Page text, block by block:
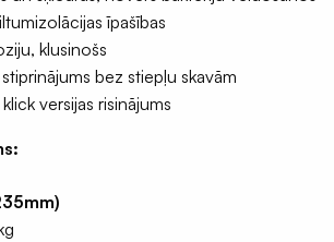
īpašības
klusinošs
bez stiepļu skavām
versijas risinājums